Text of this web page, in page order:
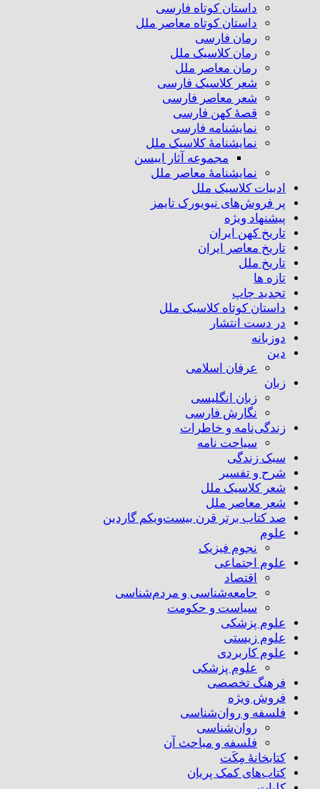
داستان کوتاه فارسی
داستان کوتاه معاصر ملل
رمان فارسی
رمان کلاسیک ملل
رمان معاصر ملل
شعر کلاسیک فارسی
شعر معاصر فارسی
قصهٔ کهن فارسی
نمایشنامه فارسی
نمایشنامهٔ کلاسیک ملل
مجموعه آثار ایبسن
نمایشنامهٔ معاصر ملل
ادبیات کلاسیک ملل
پر فروش‌های نیویورک تایمز
پیشنهاد ویژه
تاریخ کهن ایران
تاریخ معاصر ایران
تاریخ ملل
تازه ها
تجدید چاپ
داستان کوتاه کلاسیک ملل
در دست انتشار
دوزبانه
دین
عرفان اسلامی
زبان
زبان انگلیسی
نگارش فارسی
زندگی‌نامه و خاطرات
سیاحت نامه
سبک زندگی
شرح و تفسیر
شعر کلاسیک ملل
شعر معاصر ملل
صد کتاب برتر قرن بیست‌و‌یکم گاردین
علوم
نجوم فیزیک
علوم اجتماعی
اقتصاد
جامعه‌شناسی و مردم‌شناسی
سیاست و حکومت
علوم پزشکی
علوم زیستی
علوم کاربردی
علوم پزشکی
فرهنگ تخصصی
فروش ویژه
فلسفه و روان‌شناسی
روان‌شناسی
فلسفه و مباحث آن
کتابخانۀ مِکَت
کتاب‌های کمک پریان